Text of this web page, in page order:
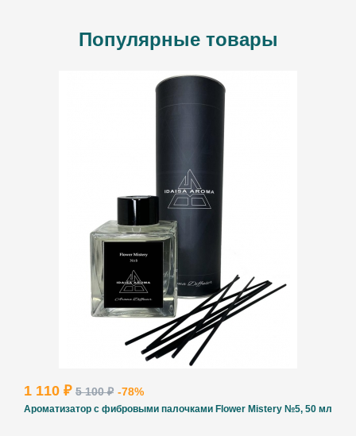
Популярные товары
1 110 ₽ 5 100 ₽ -78%
Ароматизатор с фибровыми палочками Flower Mistery №5, 50 мл